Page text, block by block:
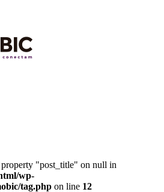
property "post_title" on null in
wp-
tag.php on line 12